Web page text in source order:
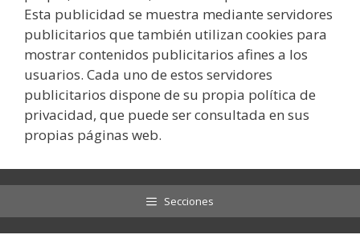
Esta publicidad se muestra mediante servidores
publicitarios que también utilizan cookies para
mostrar contenidos publicitarios afines a los
usuarios. Cada uno de estos servidores
publicitarios dispone de su propia política de
privacidad, que puede ser consultada en sus
propias páginas web.
Secciones